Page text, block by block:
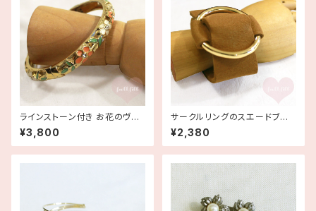
ラインストーン付き お花のヴィ
ンテージバングル 古着
¥3,800
サークルリングのスエードブレ
スレット バングル 古着
¥2,380